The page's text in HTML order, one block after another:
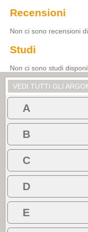
Recensioni
Non ci sono recensioni
Studi
Non ci sono studi
VEDI TUTTI GLI
A
B
C
D
E